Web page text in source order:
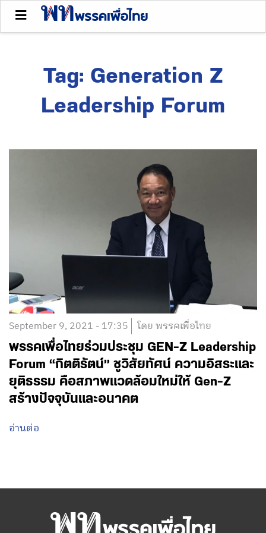
Tag: Generation Z
Leadership Forum
September 9, 2021 - 17:35 โดย พรรคเพื่อไทย
พรรคเพื่อไทยร่วมประชุม GEN-Z Leadership
Forum “กิตติรัตน์” ชูวิสัยทัศน์ ความอิสระและ
ยุติธรรม คือสภาพแวดล้อมใหม่ให้ Gen-Z
สร้างปัจจุบันและอนาคต
อ่านต่อ